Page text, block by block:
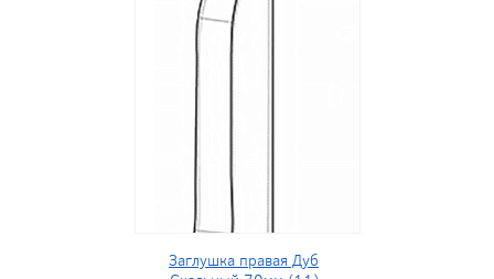
Заглушка правая Дуб